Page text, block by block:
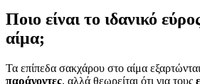
Ποιο είναι το ιδανικό
αίμα;
Τα επίπεδα σακχάρου στο αίμα
παράγοντες, αλλά θεωρείται ότι για τους